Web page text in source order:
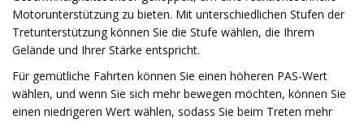
Motorunterstützung zu bieten. Mit unterschiedlichen Stufen der
Tretunterstützung können Sie die Stufe wählen, die Ihrem
Gelände und Ihrer Stärke entspricht.
Für gemütliche Fahrten können Sie einen höheren PAS-Wert
wählen, und wenn Sie sich mehr bewegen möchten, können Sie
einen niedrigeren Wert wählen, sodass Sie beim Treten mehr